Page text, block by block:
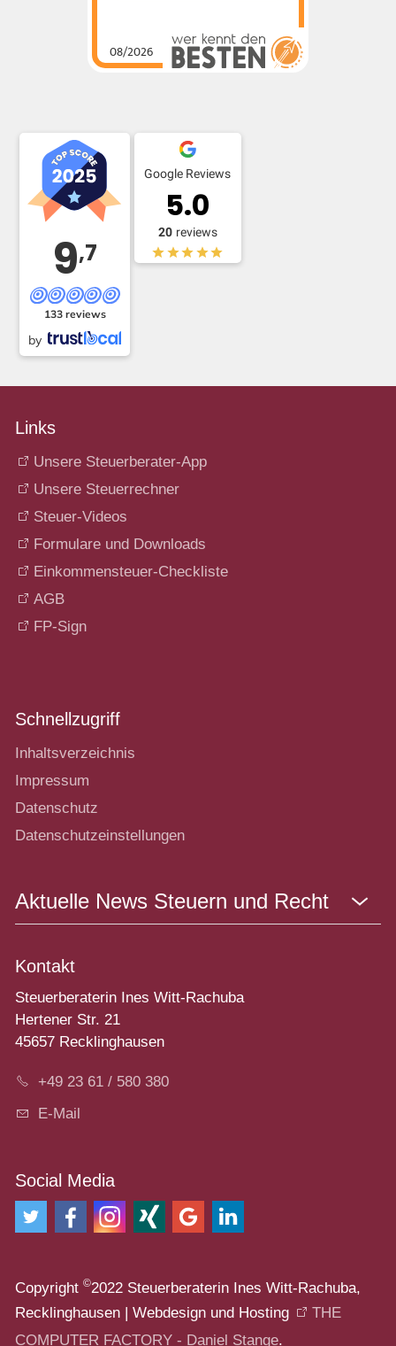
08/2026 Steuerberater
Recklinghausen Ines
Rachuba
9,7
133 reviews
by
Google Reviews
5.0
20 reviews
Links
Unsere Steuerberater-App
Unsere Steuerrechner
Steuer-Videos
Formulare und Downloads
Einkommensteuer-Checkliste
AGB
FP-Sign
Schnellzugriff
Inhaltsverzeichnis
Impressum
Datenschutz
Datenschutzeinstellungen
Aktuelle News Steuern und Recht
Kontakt
Steuerberaterin Ines Witt-Rachuba
Hertener Str. 21
45657 Recklinghausen
+49 23 61 / 580 380
E-Mail
Social Media
Copyright ©2022 Steuerberaterin Ines Witt-Rachuba,
Recklinghausen | Webdesign und Hosting
THE
COMPUTER FACTORY - Daniel Stange.